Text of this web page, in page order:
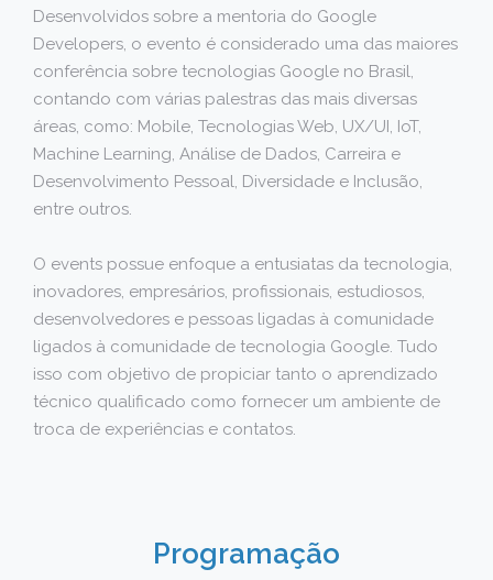
Desenvolvidos sobre a mentoria do Google
Developers, o evento é considerado uma das maiores
conferência sobre tecnologias Google no Brasil,
contando com várias palestras das mais diversas
áreas, como: Mobile, Tecnologias Web, UX/UI, IoT,
Machine Learning, Análise de Dados, Carreira e
Desenvolvimento Pessoal, Diversidade e Inclusão,
entre outros.
O events possue enfoque a entusiatas da tecnologia,
inovadores, empresários, profissionais, estudiosos,
desenvolvedores e pessoas ligadas à comunidade
ligados à comunidade de tecnologia Google. Tudo
isso com objetivo de propiciar tanto o aprendizado
técnico qualificado como fornecer um ambiente de
troca de experiências e contatos.
Programação